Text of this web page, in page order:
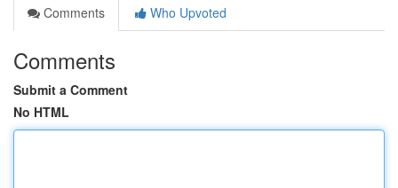
Comments
Who Upvoted
Comments
Submit a Comment
No HTML